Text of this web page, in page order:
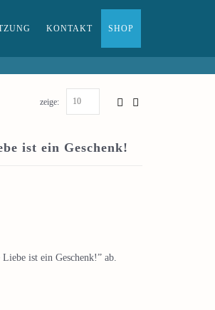
KONTAKT SHOP
zeige:
ist ein Geschenk!
ist ein Geschenk!” ab.